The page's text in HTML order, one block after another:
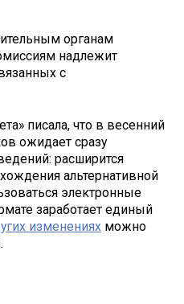
органам
надлежит
с
писала, что в весенний
ожидает сразу
расширится
альтернативной
электронные
заработает единый
изменениях можно